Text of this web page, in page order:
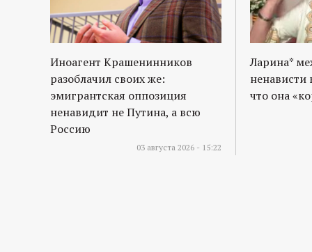
Иноагент Крашенинников
разоблачил своих же:
эмигрантская оппозиция
ненавидит не Путина, а всю
Россию
03 августа 2026 - 15:22
Ларина*
ненависти
что она